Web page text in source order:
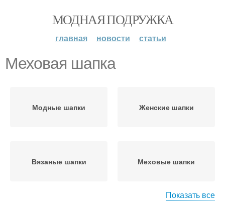
МОДНАЯ ПОДРУЖКА
главная новости статьи
Меховая шапка
Модные шапки Женские шапки
Вязаные шапки Меховые шапки
Показать все